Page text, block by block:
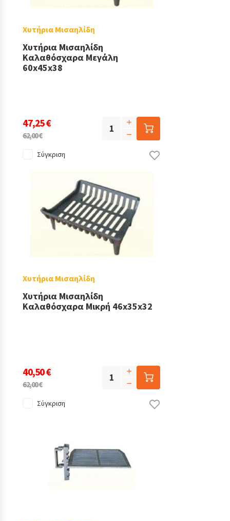
Χυτήρια Μισαηλίδη
Χυτήρια Μισαηλίδη
Καλαθόσχαρα Μεγάλη
60x45x38
47,25 €
62,00 €
Σύγκριση
Χυτήρια Μισαηλίδη
Χυτήρια Μισαηλίδη
Καλαθόσχαρα Μικρή 46x35x32
40,50 €
62,00 €
Σύγκριση